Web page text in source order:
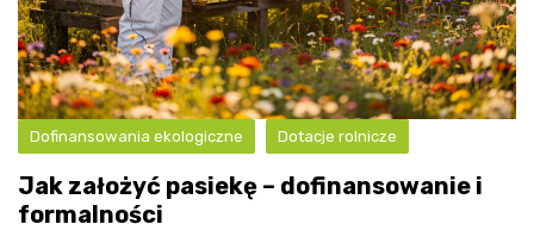
Dofinansowania ekologiczne Dotacje rolnicze
Jak założyć pasiekę – dofinansowanie i
formalności